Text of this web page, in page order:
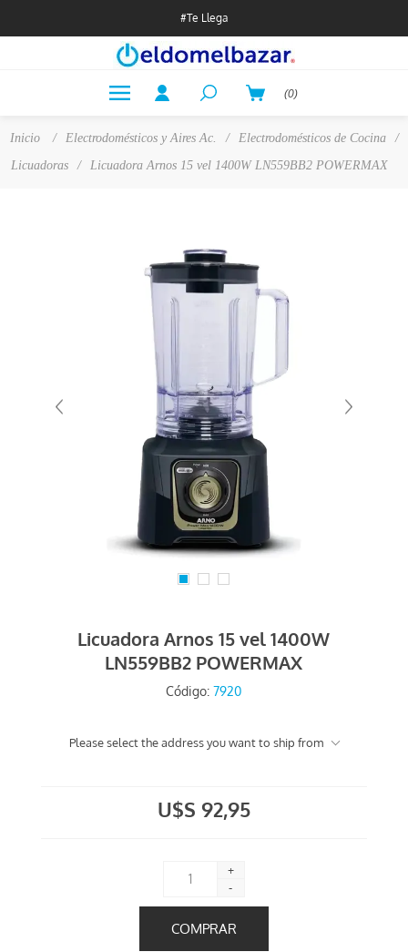
#Te Llega
(0)
Inicio / Electrodomésticos y Aires Ac. / Electrodomésticos de Cocina
/
Licuadoras
/ Licuadora Arnos 15 vel 1400W LN559BB2 POWERMAX
Licuadora Arnos 15 vel 1400W
LN559BB2 POWERMAX
Código: 7920
Please select the address you want to ship from
U$S 92,95
+
-